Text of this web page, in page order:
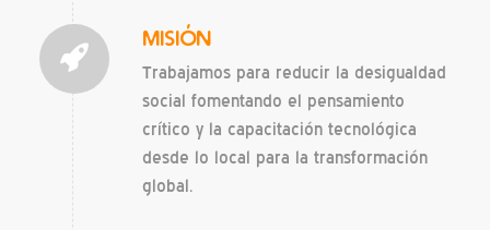
MISIÓN
Trabajamos para reducir la desigualdad
social fomentando el pensamiento
crítico y la capacitación tecnológica
desde lo local para la transformación
global.